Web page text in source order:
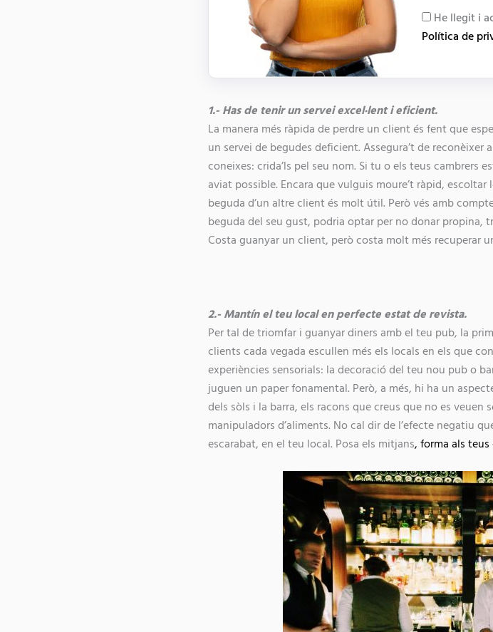
l
R
He llegit i
Política de
1.- Has de tenir un servei excel·lent i eficient.
La manera més ràpida de perdre un client és fent que
un servei de begudes deficient. Assegura’t de reconèixer
coneixes: crida’ls pel seu nom. Si tu o els teus cambrers
aviat possible. Encara que vulguis moure’t ràpid,
beguda d’un altre client és molt útil. Però vés amb
beguda del seu gust, podria optar per no donar propina,
Costa guanyar un client, però costa molt més recuperar
2.- Mantín el teu local en perfecte estat de revista.
Per tal de triomfar i guanyar diners amb el teu pub, la
clients cada vegada escullen més els locals en els que
experiències sensorials: la decoració del teu nou pub o
juguen un paper fonamental. Però, a més, hi ha un
dels sòls i la barra, els racons que creus que no es veuen
manipuladors d’aliments. No cal dir de l’efecte negatiu
escarabat, en el teu local. Posa els mitjans, forma als